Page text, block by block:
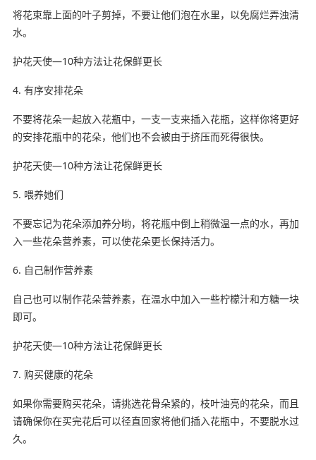
将花束靠上面的叶子剪掉，不要让他们泡在水里，以免腐烂弄浊清
水。
护花天使—10种方法让花保鲜更长
4. 有序安排花朵
不要将花朵一起放入花瓶中，一支一支来插入花瓶，这样你将更好
的安排花瓶中的花朵，他们也不会被由于挤压而死得很快。
护花天使—10种方法让花保鲜更长
5. 喂养她们
不要忘记为花朵添加养分哟，将花瓶中倒上稍微温一点的水，再加
入一些花朵营养素，可以使花朵更长保持活力。
6. 自己制作营养素
自己也可以制作花朵营养素，在温水中加入一些柠檬汁和方糖一块
即可。
护花天使—10种方法让花保鲜更长
7. 购买健康的花朵
如果你需要购买花朵，请挑选花骨朵紧的，枝叶油亮的花朵，而且
请确保你在买完花后可以径直回家将他们插入花瓶中，不要脱水过
久。